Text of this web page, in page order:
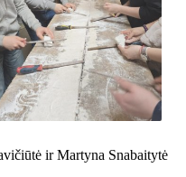
ir Martyna Snabaitytė